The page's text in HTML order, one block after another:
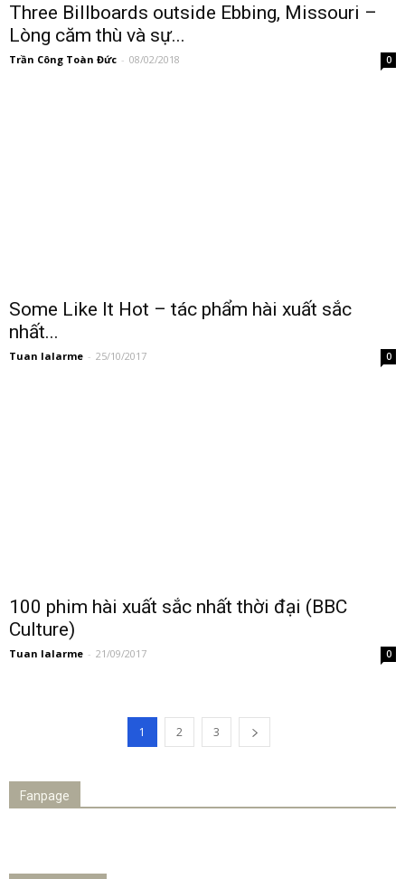
Three Billboards outside Ebbing, Missouri –
Lòng căm thù và sự...
Trần Công Toàn Đức - 08/02/2018 0
Some Like It Hot – tác phẩm hài xuất sắc
nhất...
Tuan lalarme - 25/10/2017 0
100 phim hài xuất sắc nhất thời đại (BBC
Culture)
Tuan lalarme - 21/09/2017 0
1 2 3
Fanpage